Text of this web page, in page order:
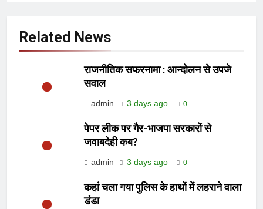
Related News
राजनीतिक सफरनामा : आन्दोलन से उपजे
सवाल
admin 3 days ago 0
पेपर लीक पर गैर-भाजपा सरकारों से
जवाबदेही कब?
admin 3 days ago 0
कहां चला गया पुलिस के हाथों में लहराने वाला
डंडा